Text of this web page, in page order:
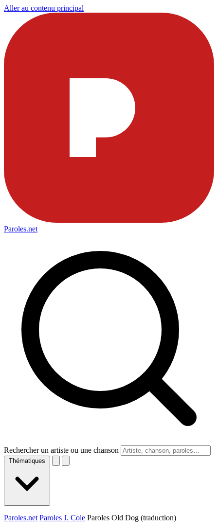
Aller au contenu principal
Paroles.net
Rechercher un artiste ou une chanson
Thématiques
Paroles.net Paroles J. Cole Paroles Old Dog (traduction)